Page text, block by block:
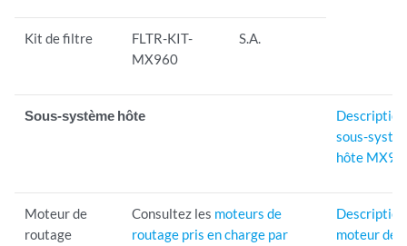
Kit de filtre
FLTR-KIT-
MX960
S.A.
Sous-système hôte
sous-
hôte
Moteur de
routage
Consultez les moteurs de
routage pris en charge par
moteur de